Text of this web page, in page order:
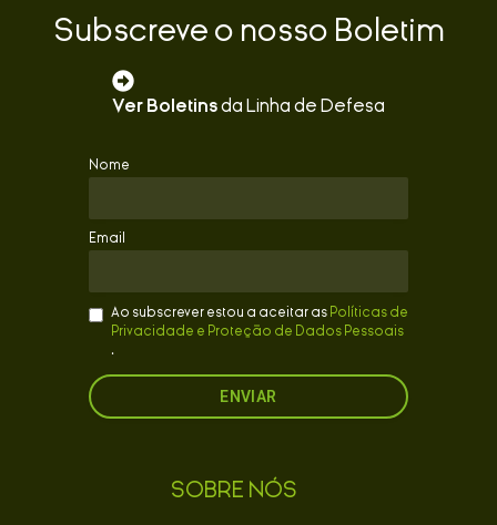
Subscreve o nosso Boletim
Ver Boletinsda Linha de Defesa
Nome
Email
Ao subscrever estou a aceitar as Políticas de
Privacidade e Proteção de Dados Pessoais
.
SOBRE NÓS